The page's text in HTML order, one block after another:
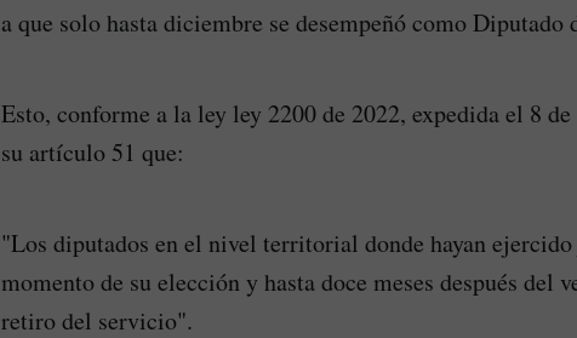
a que solo hasta diciembre se desempeñó como Diputado
Esto, conforme a la ley ley 2200 de 2022, expedida el 8
su artículo 51 que:
"Los diputados en el nivel territorial donde hayan
momento de su elección y hasta doce meses después del
retiro del servicio".